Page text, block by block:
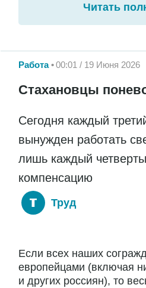
Читать
Работа 00:01 / 19 Июня 2026
Стахановцы
Сегодня каждый
вынужден работать
лишь каждый
компенсацию
Труд
Если всех наших
европейцами (включая
и других россиян), то